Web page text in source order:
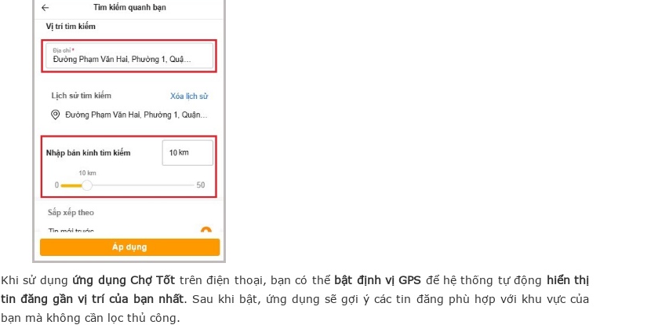
Khi sử dụng ứng dụng Chợ Tốt trên điện thoại, bạn có thểbật định vị GPS để hệ thống tự động hiển thị
tin đăng gần vị trí của bạn nhất. Sau khi bật, ứng dụng sẽ gợi ý các tin đăng phù hợp với khu vực của
bạn mà không cần lọc thủ công.